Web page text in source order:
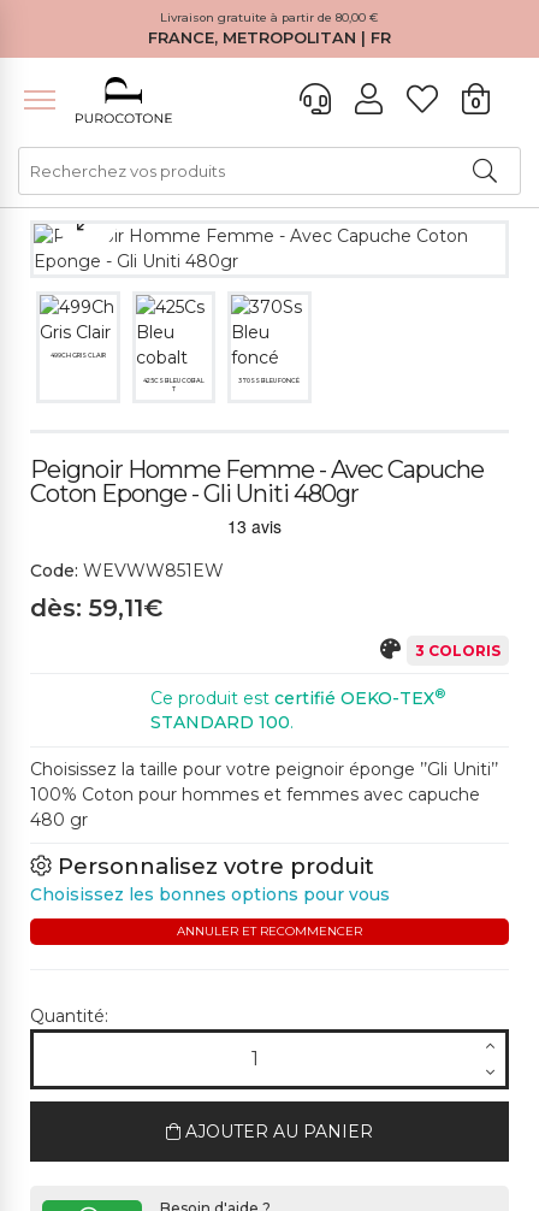
Livraison gratuite à partir de 80,00 €
FRANCE, METROPOLITAN | FR
0
499CH GRIS CLAIR
425CS BLEU COBAL
T
370SS BLEU FONCÉ
Peignoir Homme Femme - Avec Capuche
Coton Eponge - Gli Uniti 480gr
Code: WEVWW851EW
dès: 59,11€
3 COLORIS
Ce produit est certifié OEKO-TEX®
STANDARD 100.
Choisissez la taille pour votre peignoir éponge ’’Gli Uniti’’
100% Coton pour hommes et femmes avec capuche
480 gr
Personnalisez votre produit
Choisissez les bonnes options pour vous
ANNULER ET RECOMMENCER
Quantité:
AJOUTER AU PANIER